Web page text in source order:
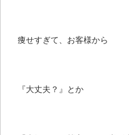
痩せすぎて、お客様から
『大丈夫？』とか